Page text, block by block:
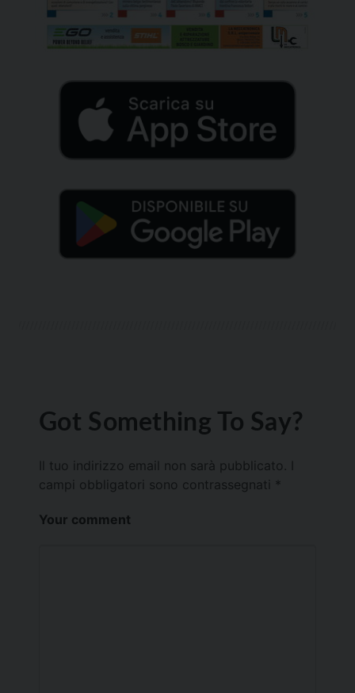
Got Something To Say?
Il tuo indirizzo email non sarà pubblicato.
campi obbligatori sono contrassegnati *
Your comment